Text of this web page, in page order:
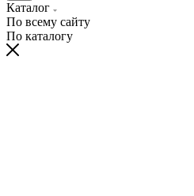
Каталог
По всему сайту
По каталогу